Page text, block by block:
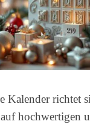
Kalender richtet
hochwertigen